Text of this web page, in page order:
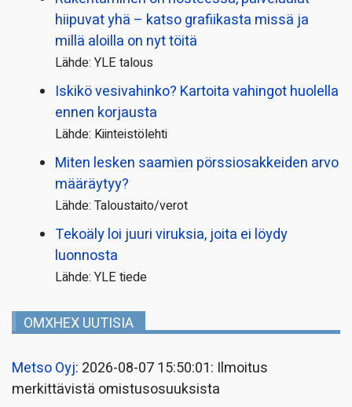
hiipuvat yhä – katso grafiikasta missä ja
millä aloilla on nyt töitä
Lähde: YLE talous
Iskikö vesivahinko? Kartoita vahingot huolella
ennen korjausta
Lähde: Kiinteistölehti
Miten lesken saamien pörssi­osakkeiden arvo
määräytyy?
Lähde: Taloustaito/verot
Tekoäly loi juuri viruksia, joita ei löydy
luonnosta
Lähde: YLE tiede
OMXHEX UUTISIA
Metso Oyj: 2026-08-07 15:50:01: Ilmoitus
merkittävistä omistusosuuksista